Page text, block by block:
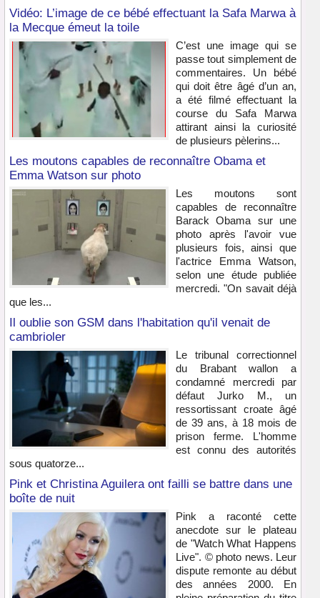
Vidéo: L’image de ce bébé effectuant la Safa Marwa à
la Mecque émeut la toile
C’est une image qui se
passe tout simplement de
commentaires. Un bébé
qui doit être âgé d’un an,
a été filmé effectuant la
course du Safa Marwa
attirant ainsi la curiosité
de plusieurs pèlerins...
Les moutons capables de reconnaître Obama et
Emma Watson sur photo
Les moutons sont
capables de reconnaître
Barack Obama sur une
photo après l'avoir vue
plusieurs fois, ainsi que
l'actrice Emma Watson,
selon une étude publiée
mercredi. "On savait déjà
que les...
Il oublie son GSM dans l'habitation qu'il venait de
cambrioler
Le tribunal correctionnel
du Brabant wallon a
condamné mercredi par
défaut Jurko M., un
ressortissant croate âgé
de 39 ans, à 18 mois de
prison ferme. L'homme
est connu des autorités
sous quatorze...
Pink et Christina Aguilera ont failli se battre dans une
boîte de nuit
Pink a raconté cette
anecdote sur le plateau
de "Watch What Happens
Live". © photo news. Leur
dispute remonte au début
des années 2000. En